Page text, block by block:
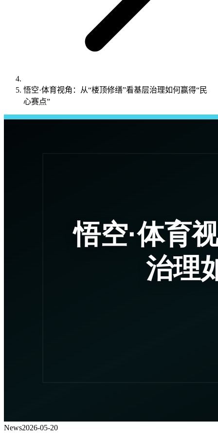
悟空·体育视角：从“楼顶修缮”看基层治理如何赢得“民
心赛点”
News2026-05-20